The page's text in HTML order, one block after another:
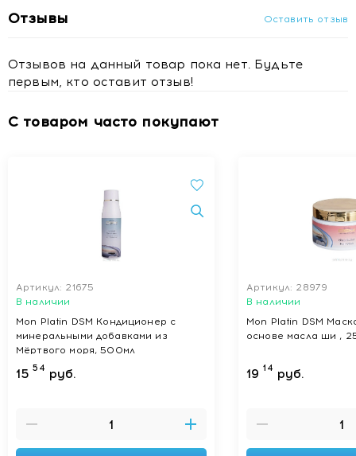
Отзывы Оставить отзыв
Отзывов на данный товар пока нет. Будьте
первым, кто оставит отзыв!
С товаром часто покупают
Артикул: 21675
В наличии
Mon Platin DSM Кондиционер с
минеральными добавками из
Мёртвого моря, 500мл
15 54 руб.
Артикул: 28979
В наличии
Mon Platin DSM
основе масла ши ,
19 14 руб.